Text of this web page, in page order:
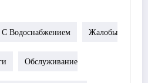
Водоснабжением Жалобы
Обслуживание